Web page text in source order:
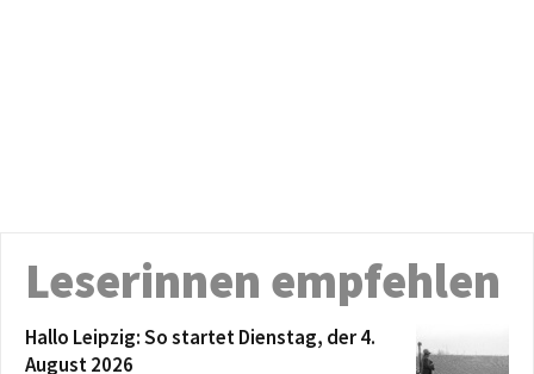
Leserinnen empfehlen
Hallo Leipzig: So startet Dienstag, der 4.
August 2026